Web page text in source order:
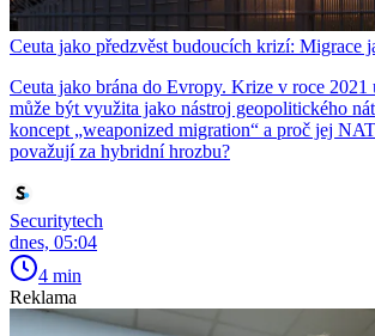
Ceuta jako předzvěst budoucích krizí: Migrace
Ceuta jako brána do Evropy. Krize v roce 2021
může být využita jako nástroj geopolitického
koncept „weaponized migration“ a proč jej
považují za hybridní hrozbu?
Securitytech
dnes, 05:04
4 min
Reklama